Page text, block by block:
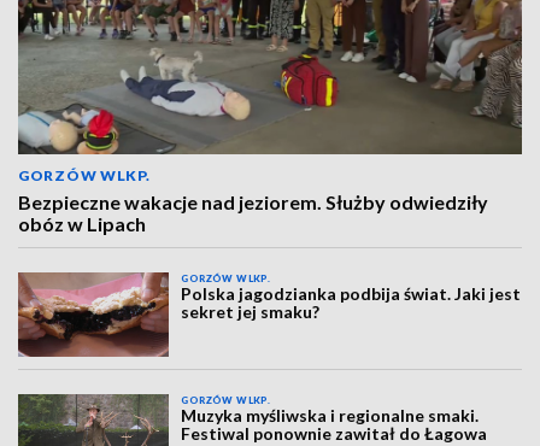
GORZÓW WLKP.
Bezpieczne wakacje nad jeziorem. Służby odwiedziły
obóz w Lipach
GORZÓW WLKP.
Polska jagodzianka podbija świat. Jaki jest
sekret jej smaku?
GORZÓW WLKP.
Muzyka myśliwska i regionalne smaki.
Festiwal ponownie zawitał do Łagowa